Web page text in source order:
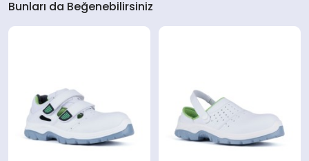
Bunları da Beğenebilirsiniz